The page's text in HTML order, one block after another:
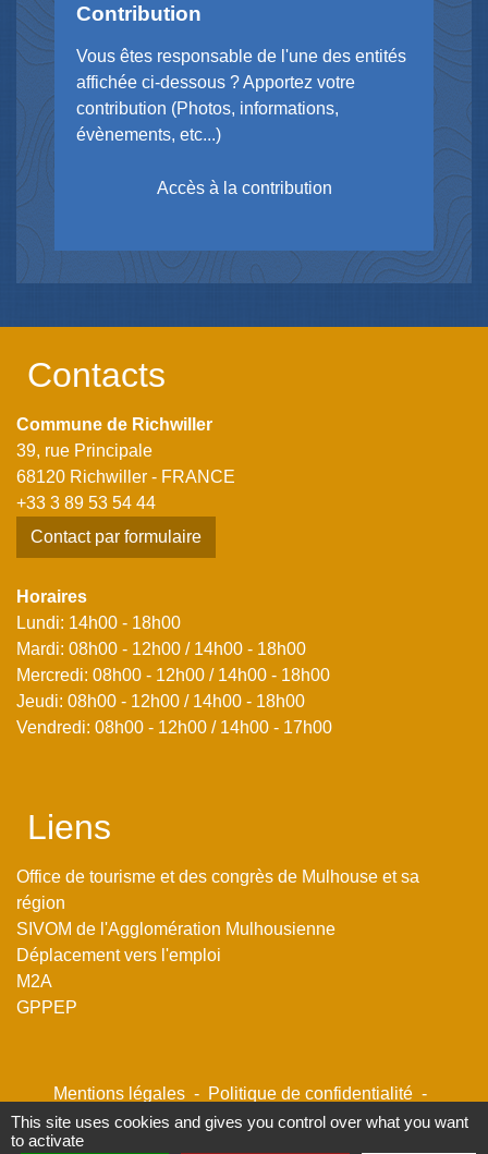
Contribution
Vous êtes responsable de l'une des entités
affichée ci-dessous ? Apportez votre
contribution (Photos, informations,
évènements, etc...)
Accès à la contribution
Contacts
Commune de Richwiller
39, rue Principale
68120 Richwiller - FRANCE
+33 3 89 53 54 44
Contact par formulaire
Horaires
Lundi: 14h00 - 18h00
Mardi: 08h00 - 12h00 / 14h00 - 18h00
Mercredi: 08h00 - 12h00 / 14h00 - 18h00
Jeudi: 08h00 - 12h00 / 14h00 - 18h00
Vendredi: 08h00 - 12h00 / 14h00 - 17h00
Liens
Office de tourisme et des congrès de Mulhouse et sa
région
SIVOM de l'Agglomération Mulhousienne
Déplacement vers l'emploi
M2A
GPPEP
Mentions légales - Politique de confidentialité -
Accessibilité - Plan du site - Gestion des cookies
This site uses cookies and gives you control over what you want
to activate